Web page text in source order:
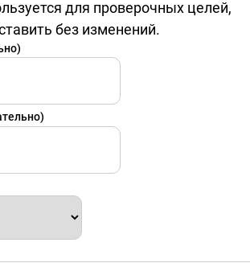
для проверочных целей,
без изменений.
Имя